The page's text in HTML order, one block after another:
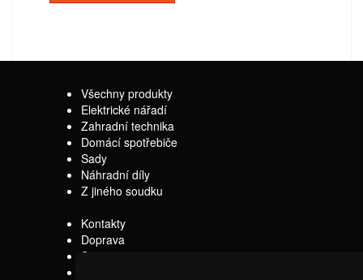
Všechny produkty
Elektrické nářadí
Zahradní technika
Domácí spotřebiče
Sady
Náhradní díly
Z jiného soudku
Kontakty
Doprava
Servis